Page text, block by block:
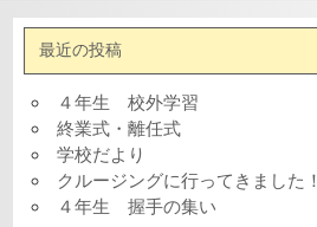
最近の投稿
４年生 校外学習
終業式・離任式
学校だより
クルージングに行ってきました！
４年生 握手の集い